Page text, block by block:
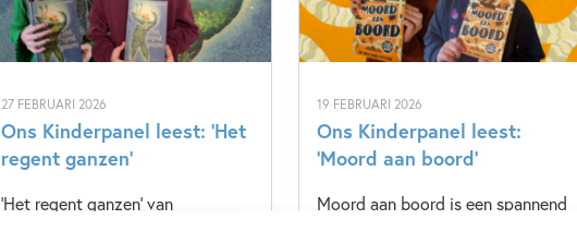
27 FEBRUARI 2026
Ons Kinderpanel leest: ‘Het
regent ganzen’
'Het regent ganzen' van
19 FEBRUARI 2026
Ons Kinderpanel leest:
‘Moord aan boord’
Moord aan boord is een spannend